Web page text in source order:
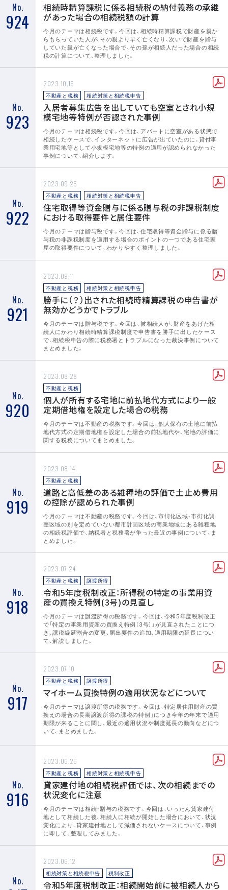
No.
924
相続時精算課税に係る相続税の納付義務の承継
があった場合の相続税額の計算
今月のテーマは相続税です。今回は、相続時精算課税で財産を親か
らもらっていた人が、その親より早く亡くなり、次いで財産を贈与
していた親が亡くなった場合で、その孫が相続人だった場合の相続
税の計算について、整理しました。
No.
923
2023.10.16
不動産と税務 相続対策と相続税申告
入居者募集広告を出していても空室とされ小規
模宅地等特例が否認された事例
今月のテーマは相続税です。今回は、アパートに空室がある状態で
相続したケースで、インターネットに広告が出ていたのに、貸付事
業用宅地等として小規模宅地等の特例の適用が認められなかった
事例について、紹介します。
No.
922
2023.09.25
不動産と税務 相続対策と相続税申告
住宅取得等資金贈与に係る贈与税の非課税制度
における取得要件と居住要件
今月のテーマは贈与税です。今回は、住宅取得等資金贈与に係る贈
与税の非課税制度を適用する場合のポイントの一つである住宅家
屋の取得要件について、わかりやすく整理しました。
No.
921
2023.09.11
不動産と税務 相続対策と相続税申告
勝手に（？）出された相続時精算課税の申告書が
無効かどうかでトラブル
今月のテーマは贈与税です。今回は、被相続人が、財産をあげた相
続人にかわり相続時精算課税制度で申告書を勝手に出したケース
で、相続税申告の際に税務署とトラブルになった裁決事例について
まとめました。
No.
920
2023.08.28
不動産と税務
個人が所有する宅地に前払地代方式により一般
定期借地権を設定した場合の税務
今月のテーマは不動産の税務です。今回は、個人保有の土地に前払
地代方式の定期借地権を設定した場合の前払地代や、宅地の評価に
関する税務についてまとめました。
No.
919
2023.08.14
不動産と税務
道路と高低差のある雑種地の評価で土止め費用
の控除が認められた事例
今月のテーマは不動産の税務です。今回は、市街化区域・市街化調
整区域の別を定めていない都市計画区域の商業地域にある雑種地
の相続税評価で、納税者と税務署が争った最近の事例について、ま
とめました。
No.
918
2023.07.24
不動産と税務 譲渡所得
令和5年度税制改正：所得税の特定の事業用資
産の買換え特例(3号)の見直し
今月のテーマは譲渡所得の税務です。今回は、令和5年度税制改正
で「特定の事業用資産の買換え特例（3号）」が見直されたことにつ
き、課税繰延割合の変更、届出要件の追加、適用期限の延長につい
て、解説しました。
No.
917
2023.07.10
不動産と税務 譲渡所得
マイホーム買換特例の適用状況などについて
今月のテーマは譲渡所得の税務です。今回は、特定居住用財産の買
換えの場合の長期譲渡所得の課税の特例」につき今年の年末で適用
期限が来ることに関し、最近の適用状況や制度延長の動向などにつ
いて、まとめました。
No.
916
2023.06.26
不動産と税務 相続対策と相続税申告
貸家建付地の相続税評価では、次の相続までの
状況変化に注意
今月のテーマは相続・贈与の税務です。今回は、いったん貸家建付
地として相続した後、相続人に相続が開始した場合において、状況
変化により、貸家建付地として減価されないケースについて、事例
に即して、整理してみました。
No.
2023.06.12
相続対策と相続税申告 税制改正
令和5年度税制改正：相続開始前に被相続人から